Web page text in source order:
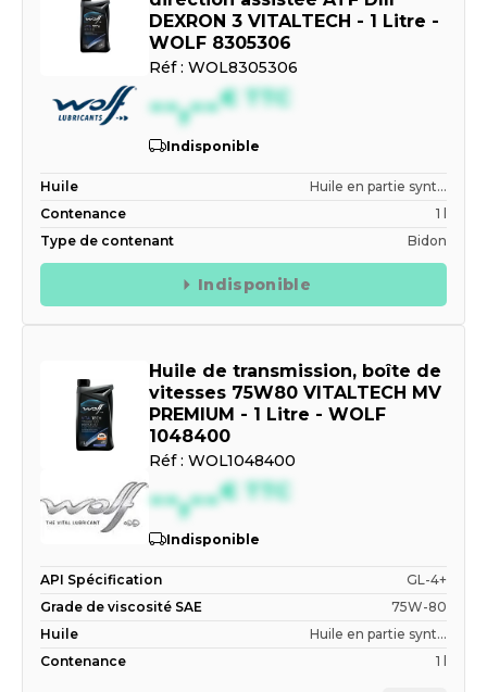
DEXRON 3 VITALTECH - 1 Litre -
WOLF 8305306
Réf : WOL8305306
--,--€ TTC
Indisponible
Huile
Huile en partie synt...
Contenance
1 l
Type de contenant
Bidon
Indisponible
Huile de transmission, boîte de
vitesses 75W80 VITALTECH MV
PREMIUM - 1 Litre - WOLF
1048400
Réf : WOL1048400
--,--€ TTC
Indisponible
API Spécification
GL-4+
Grade de viscosité SAE
75W-80
Huile
Huile en partie synt...
Contenance
1 l